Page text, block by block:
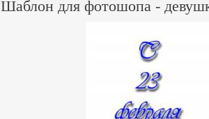
Шаблон для фотошопа -